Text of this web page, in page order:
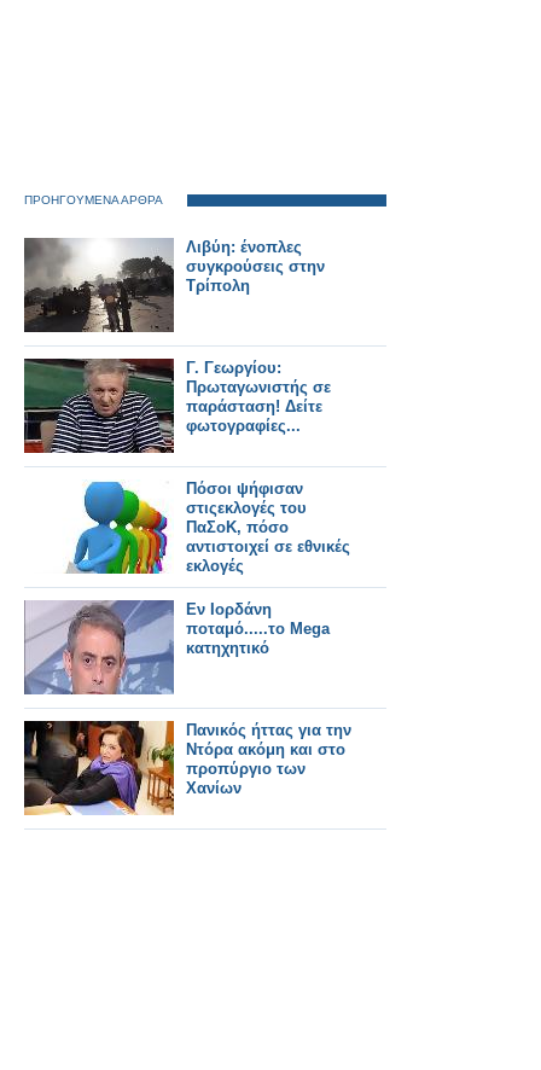
ΠΡΟΗΓΟΥΜΕΝΑ ΑΡΘΡΑ
Λιβύη: ένοπλες
συγκρούσεις στην
Τρίπολη
Γ. Γεωργίου:
Πρωταγωνιστής σε
παράσταση! Δείτε
φωτογραφίες...
Πόσοι ψήφισαν
στιςεκλογές του
ΠαΣοΚ, πόσο
αντιστοιχεί σε εθνικές
εκλογές
Εν Ιορδάνη
ποταμό.....το Mega
κατηχητικό
Πανικός ήττας για την
Ντόρα ακόμη και στο
προπύργιο των
Χανίων